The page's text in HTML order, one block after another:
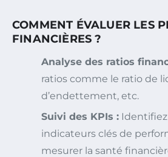
COMMENT ÉVALUER LES
FINANCIÈRES ?
Analyse des ratios
ratios comme le ratio de
d’endettement, etc.
Suivi des KPIs :
indicateurs clés de
mesurer la santé